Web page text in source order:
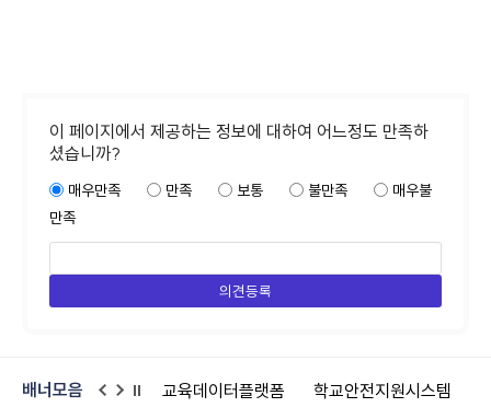
이 페이지에서 제공하는 정보에 대하여 어느정도 만족하
셨습니까?
매우만족 만족 보통 불만족
매우불
만족
배너모음
교육데이터플랫폼 학교안전지원시스템 어린이안전넷